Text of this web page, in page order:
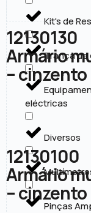
Kit's de
Trança
eléctricas
Diversos
Pinças
12130130
Armário
– cinzento
12130100
Armário
– cinzento